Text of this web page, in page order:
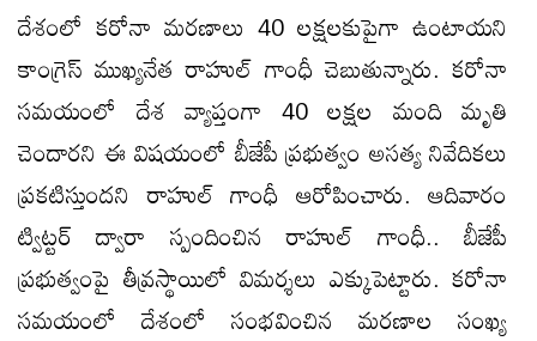
దేశంలో కరోనా మరణాలు 40 లక్షలకుపైగా ఉంటాయని
కాంగ్రెస్‌ ముఖ్యనేత రాహుల్‌ గాంధీ చెబుతున్నారు. కరోనా
సమయంలో దేశ వ్యాప్తంగా 40 లక్షల మంది మృతి
చెందారని ఈ విషయంలో బీజేపీ ప్రభుత్వం అసత్య నివేదికలు
ప్రకటిస్తుందని రాహుల్ గాంధీ ఆరోపించారు. ఆదివారం
ట్విట్టర్ ద్వారా స్పందించిన రాహుల్ గాంధీ.. బీజేపీ
ప్రభుత్వంపై తీవ్రస్థాయిలో విమర్శలు ఎక్కుపెట్టారు. కరోనా
సమయంలో దేశంలో సంభవించిన మరణాల సంఖ్య